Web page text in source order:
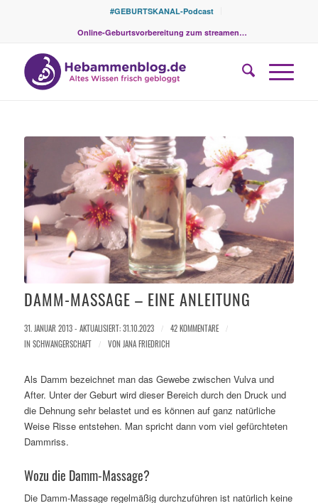
#GEBURTSKANAL-Podcast
Online-Geburtsvorbereitung zum streamen…
DAMM-MASSAGE – EINE ANLEITUNG
31. JANUAR 2013 - AKTUALISIERT: 31.10.2023 / 42 KOMMENTARE
/
IN SCHWANGERSCHAFT / VON JANA FRIEDRICH
Als Damm bezeichnet man das Gewebe zwischen Vulva und
After. Unter der Geburt wird dieser Bereich durch den Druck und
die Dehnung sehr belastet und es können auf ganz natürliche
Weise Risse entstehen. Man spricht dann vom viel gefürchteten
Dammriss.
Wozu die Damm-Massage?
Die Damm-Massage regelmäßig durchzuführen ist natürlich keine